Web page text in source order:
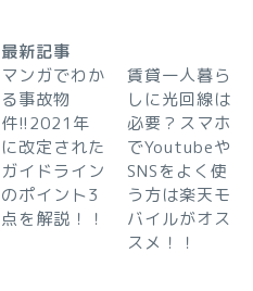
最新記事
マンガでわか
る事故物
件!!2021年
に改定された
ガイドライン
のポイント3
点を解説！！
賃貸一人暮ら
しに光回線は
必要？スマホ
でYoutubeや
SNSをよく使
う方は楽天モ
バイルがオス
スメ！！